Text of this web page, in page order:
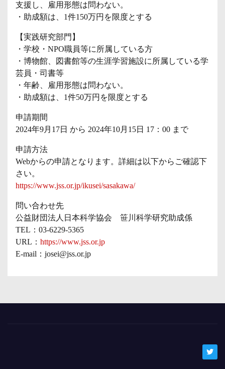
支援し、雇用形態は問わない。
・助成額は、1件150万円を限度とする
【実践研究部門】
・学校・NPO職員等に所属している方
・博物館、図書館等の生涯学習施設に所属している学
芸員・司書等
・年齢、雇用形態は問わない。
・助成額は、1件50万円を限度とする
申請期間
2024年9月17日 から 2024年10月15日 17：00 まで
申請方法
Webからの申請となります。詳細は以下からご確認下
さい。
https://www.jss.or.jp/ikusei/sasakawa/
問い合わせ先
公益財団法人日本科学協会 笹川科学研究助成係
TEL：03-6229-5365
URL： https://www.jss.or.jp
E-mail：josei@jss.or.jp